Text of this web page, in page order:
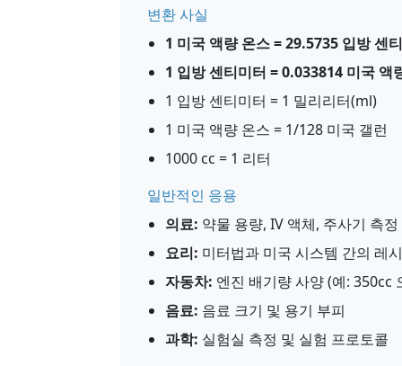
변환 사실
1 미국 액량 온스 = 29.5735 입방 센
1 입방 센티미터 = 0.033814 미국 액
1 입방 센티미터 = 1 밀리리터(ml)
1 미국 액량 온스 = 1/128 미국 갤런
1000 cc = 1 리터
일반적인 응용
의료: 약물 용량, IV 액체, 주사기 측정
요리: 미터법과 미국 시스템 간의 레
자동차: 엔진 배기량 사양 (예: 350cc
음료: 음료 크기 및 용기 부피
과학: 실험실 측정 및 실험 프로토콜